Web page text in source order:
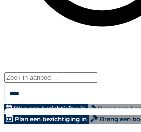
Plan een bezichtiging in Breng een
Plan een bezichtiging in
Breng een